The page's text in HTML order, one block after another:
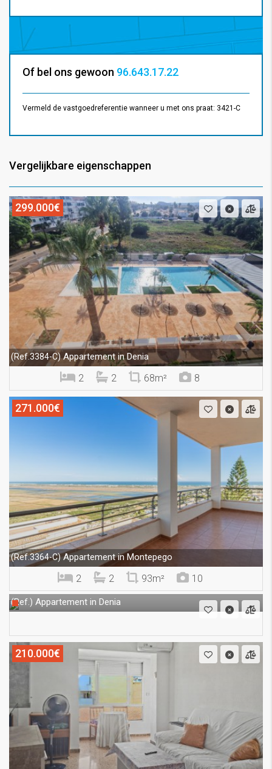
Of bel ons gewoon 96.643.17.22
Vermeld de vastgoedreferentie wanneer u met ons praat: 3421-C
Vergelijkbare eigenschappen
299.000€
(Ref.3384-C)Appartement in Denia
2 2 68m² 8
271.000€
(Ref.3364-C)Appartement in Montepego
2 2 93m² 10
(Ref.) Appartement in Denia
210.000€